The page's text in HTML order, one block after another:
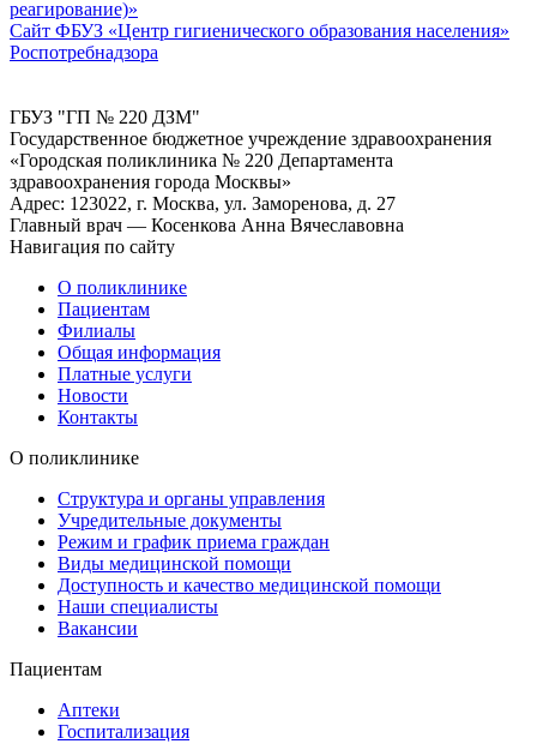
реагирование)»
Сайт ФБУЗ «Центр гигиенического образования населения»
Роспотребнадзора
ГБУЗ "ГП № 220 ДЗМ"
Государственное бюджетное учреждение здравоохранения
«Городская поликлиника № 220 Департамента
здравоохранения города Москвы»
Адрес: 123022, г. Москва, ул. Заморенова, д. 27
Главный врач — Косенкова Анна Вячеславовна
Навигация по сайту
О поликлинике
Пациентам
Филиалы
Общая информация
Платные услуги
Новости
Контакты
О поликлинике
Структура и органы управления
Учредительные документы
Режим и график приема граждан
Виды медицинской помощи
Доступность и качество медицинской помощи
Наши специалисты
Вакансии
Пациентам
Аптеки
Госпитализация